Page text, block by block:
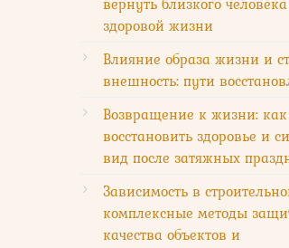
здоровой жизни
Влияние образа жизни и
внешность: пути
Возвращение к жизни: как
восстановить здоровье и
вид после затяжных
Зависимость в
комплексные методы
качества объектов и